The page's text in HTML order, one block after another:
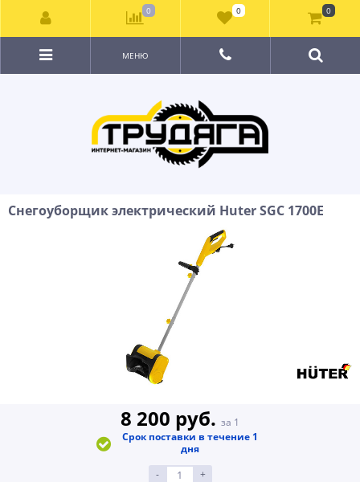
МЕНЮ
Снегоуборщик электрический Huter SGC 1700E
8 200 руб. за 1
Срок поставки в течение 1
дня
-
+
0 0 0